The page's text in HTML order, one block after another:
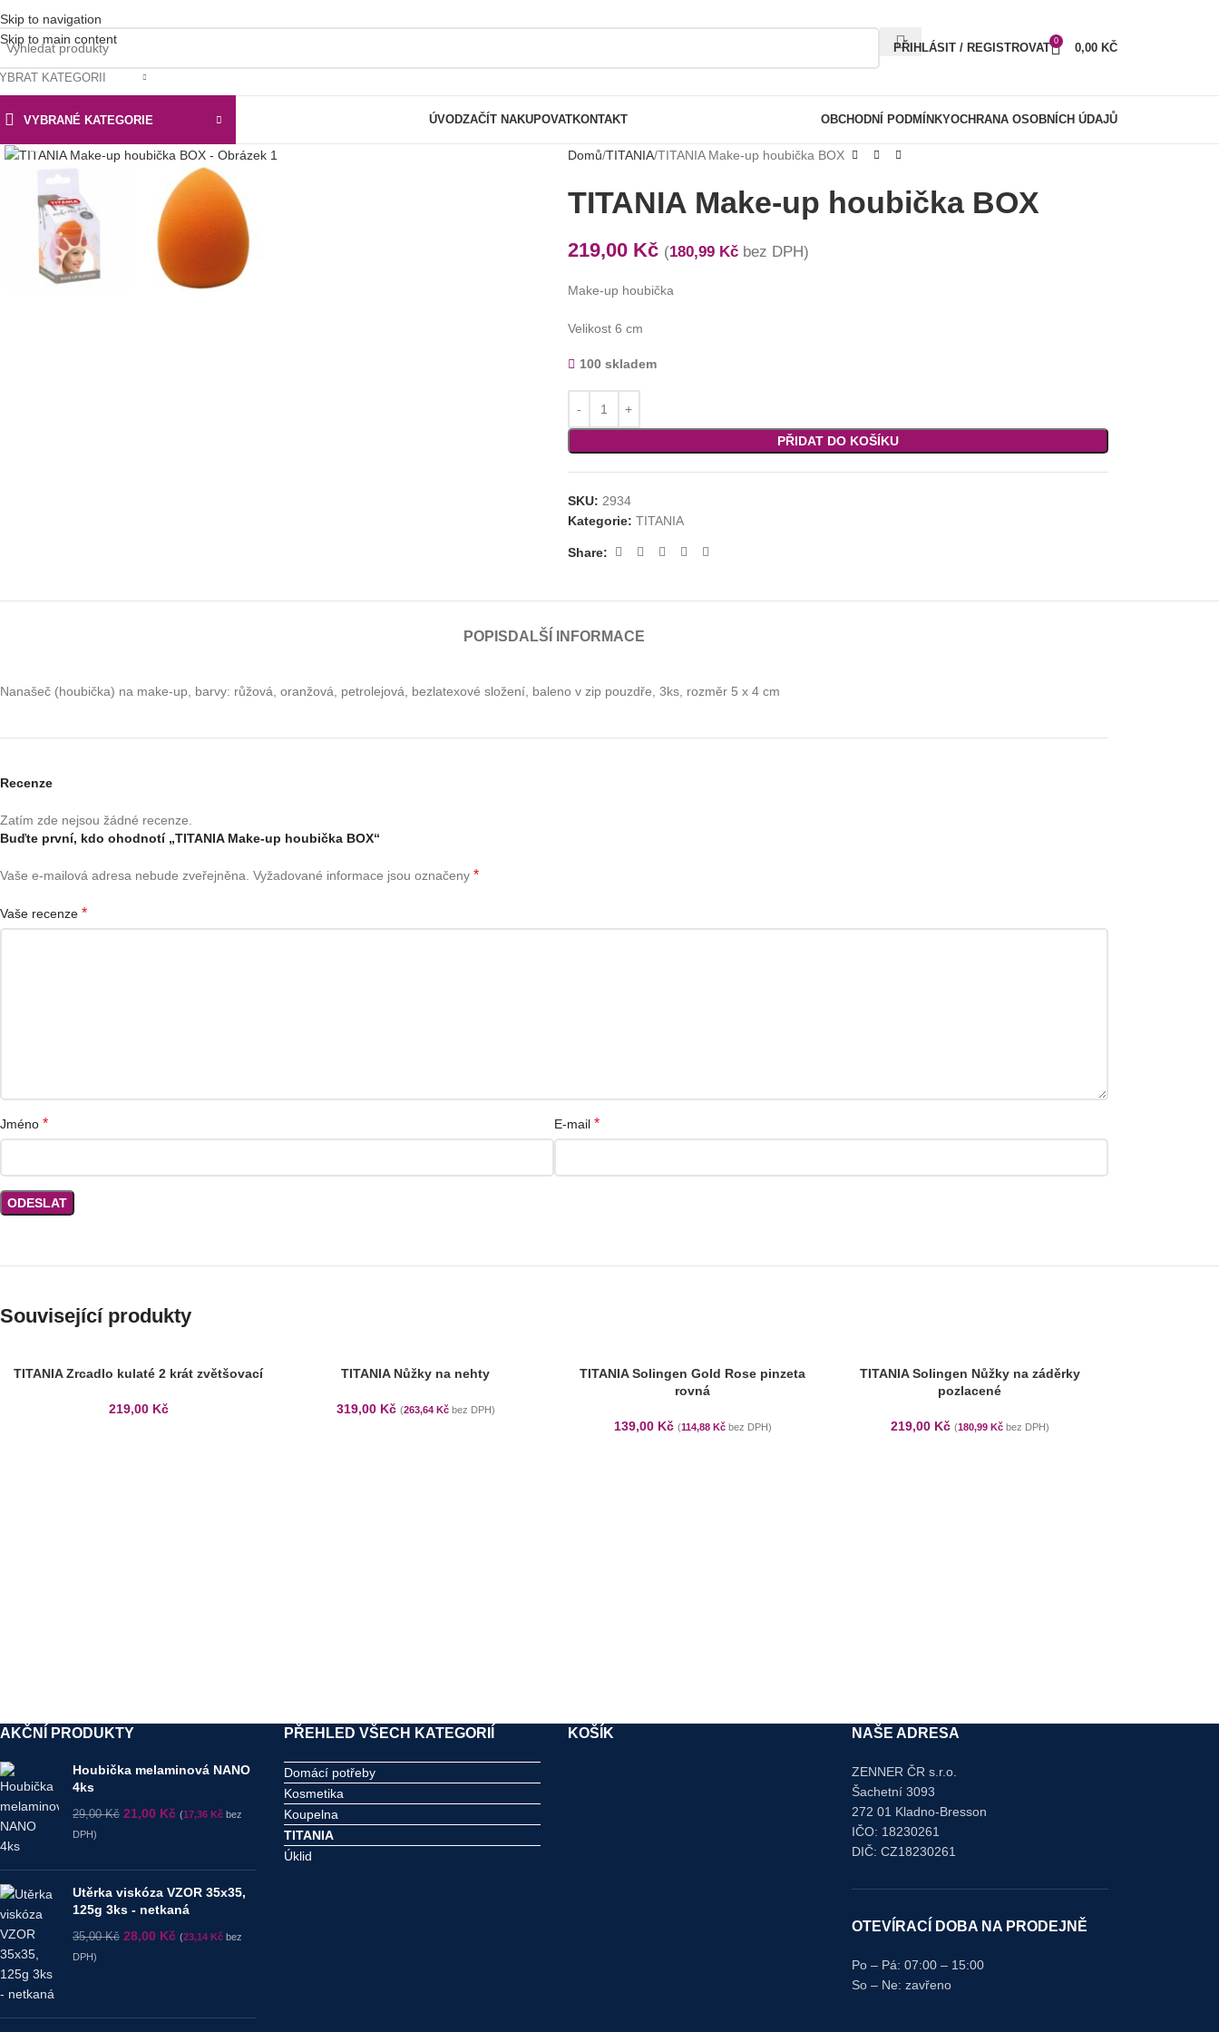
Skip to navigation
Skip to main content
KATEGORII
PŘIHLÁSIT / REGISTROVAT
0
0,00 KČ
VYBRANÉ KATEGORIE ÚVODZAČÍT NAKUPOVATKONTAKT OBCHODNÍ PODMÍNKYOCHRANA OSOBNÍCH ÚDAJŮ
Domů TITANIA TITANIA Make-up houbička BOX
TITANIA Make-up houbička BOX
219,00 Kč (180,99 Kčbez DPH)
Make-up houbička
Velikost 6 cm
100 skladem
PŘIDAT DO KOŠÍKU
SKU: 2934
Kategorie: TITANIA
Share:
POPIS DALŠÍ INFORMACE
Nanašeč (houbička) na make-up, barvy: růžová, oranžová, petrolejová, bezlatexové složení, baleno v zip pouzdře, 3ks, rozměr 5 x 4 cm
Recenze
Zatím zde nejsou žádné recenze.
Buďte první, kdo ohodnotí „TITANIA Make-up houbička BOX“
Vaše e-mailová adresa nebude zveřejněna. Vyžadované informace jsou označeny *
Vaše recenze *
Jméno * E-mail *
Související produkty
TITANIA Zrcadlo kulaté 2 krát zvětšovací
219,00 Kč
TITANIA Nůžky na nehty
319,00 Kč (263,64 Kčbez DPH)
TITANIA Solingen Gold Rose pinzeta
rovná
139,00 Kč (114,88 Kčbez DPH)
TITANIA Solingen Nůžky na záděrky
pozlacené
219,00 Kč (180,99 Kčbez DPH)
AKČNÍ PRODUKTY
Houbička melaminová NANO
4ks
29,00Kč 21,00 Kč (17,36 Kč bez
DPH)
Utěrka viskóza VZOR 35x35,
125g 3ks - netkaná
35,00Kč 28,00 Kč (23,14 Kč bez
DPH)
PŘEHLED VŠECH KATEGORIÍ
Domácí potřeby
Kosmetika
Koupelna
TITANIA
Úklid
KOŠÍK NAŠE ADRESA
ZENNER ČR s.r.o.
Šachetní 3093
272 01 Kladno-Bresson
IČO: 18230261
DIČ: CZ18230261
OTEVÍRACÍ DOBA NA PRODEJNĚ
Po – Pá: 07:00 – 15:00
So – Ne: zavřeno